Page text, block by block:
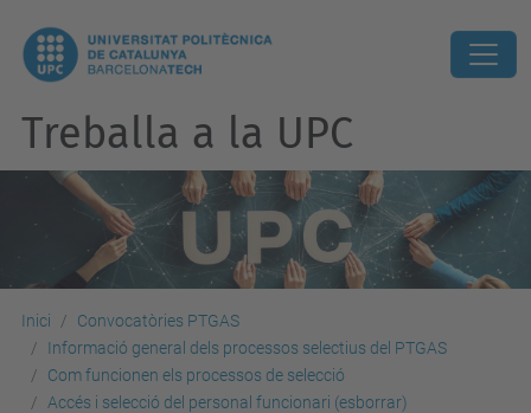
Treballa a la UPC
Inici
Convocatòries PTGAS
Informació general dels processos selectius del PTGAS
Com funcionen els processos de selecció
Accés i selecció del personal funcionari (esborrar)